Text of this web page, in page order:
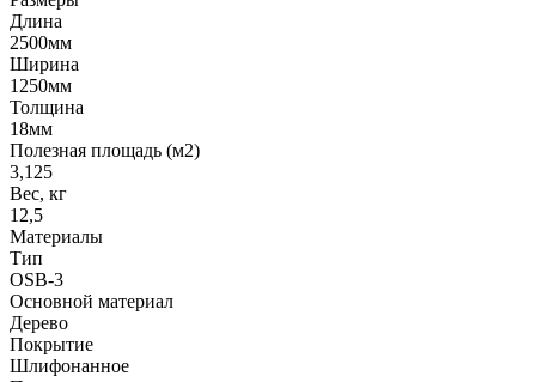
Длина
2500мм
Ширина
1250мм
Толщина
18мм
Полезная площадь (м2)
3,125
Вес, кг
12,5
Материалы
Тип
OSB-3
Основной материал
Дерево
Покрытие
Шлифонанное